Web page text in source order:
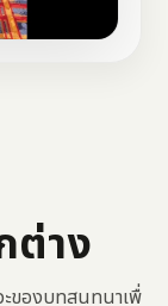
ต่าง
ะของบทสนทนาเพื่